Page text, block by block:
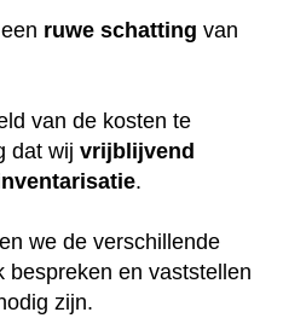
ruwe schatting van
van de kosten te
dat wij vrijblijvend
.
we de verschillende
bespreken en vaststellen
zijn.